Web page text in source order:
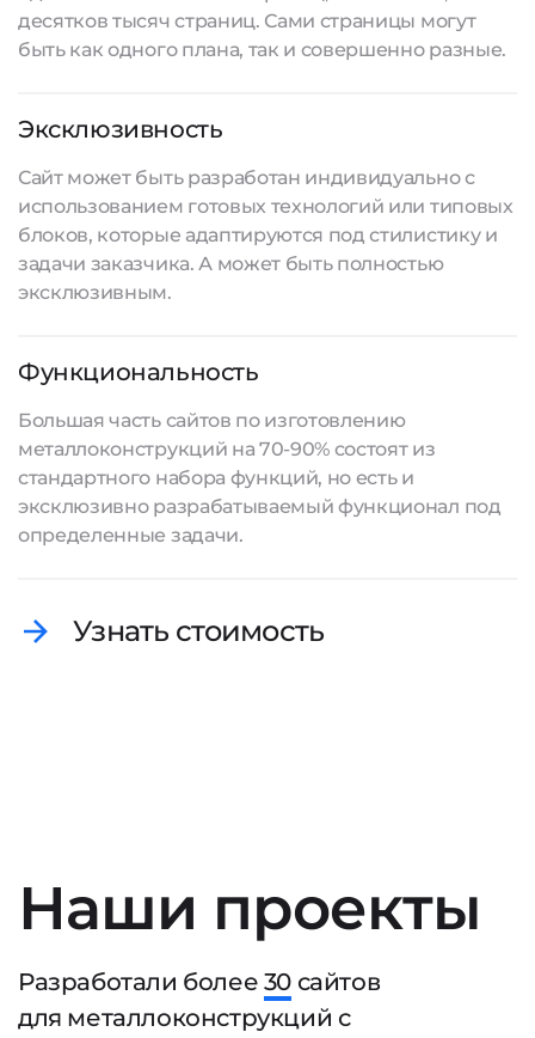
десятков тысяч страниц. Сами страницы могут
быть как одного плана, так и совершенно разные.
Эксклюзивность
Сайт может быть разработан индивидуально с
использованием готовых технологий или типовых
блоков, которые адаптируются под стилистику и
задачи заказчика. А может быть полностью
эксклюзивным.
Функциональность
Большая часть сайтов по изготовлению
металлоконструкций на 70-90% состоят из
стандартного набора функций, но есть и
эксклюзивно разрабатываемый функционал под
определенные задачи.
Узнать стоимость
Наши проекты
Разработали более 30 сайтов
для металлоконструкций с